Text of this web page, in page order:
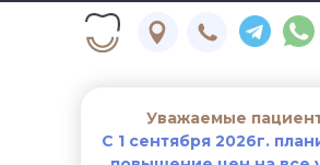
Уважаемые
С 1 сентября 2026г.